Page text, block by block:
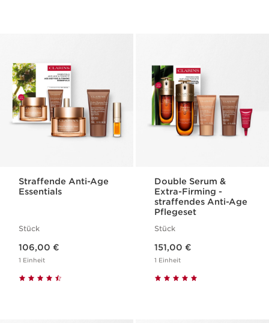
Straffende Anti-Age
Essentials
Stück
106,00 €
1 Einheit
Double Serum &
Extra-Firming -
straffendes Anti-Age
Pflegeset
Stück
151,00 €
1 Einheit